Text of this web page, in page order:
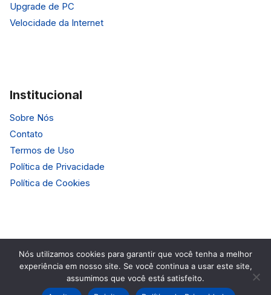
Upgrade de PC
Velocidade da Internet
Institucional
Sobre Nós
Contato
Termos de Uso
Política de Privacidade
Política de Cookies
© 2026 HardTecno. Todos os Direitos Reservados.
Nós utilizamos cookies para garantir que você tenha a melhor
experiência em nosso site. Se você continua a usar este site,
assumimos que você está satisfeito.